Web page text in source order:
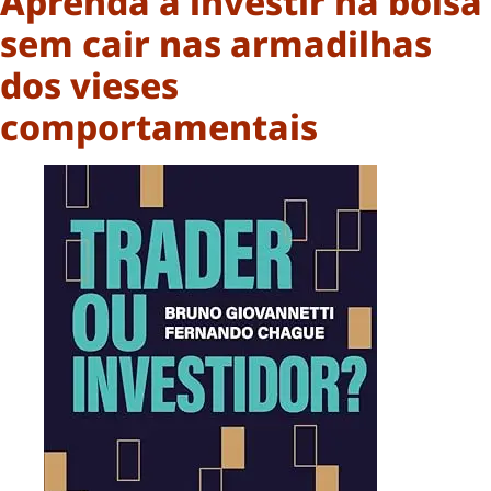
sem cair nas armadilhas
dos vieses
comportamentais